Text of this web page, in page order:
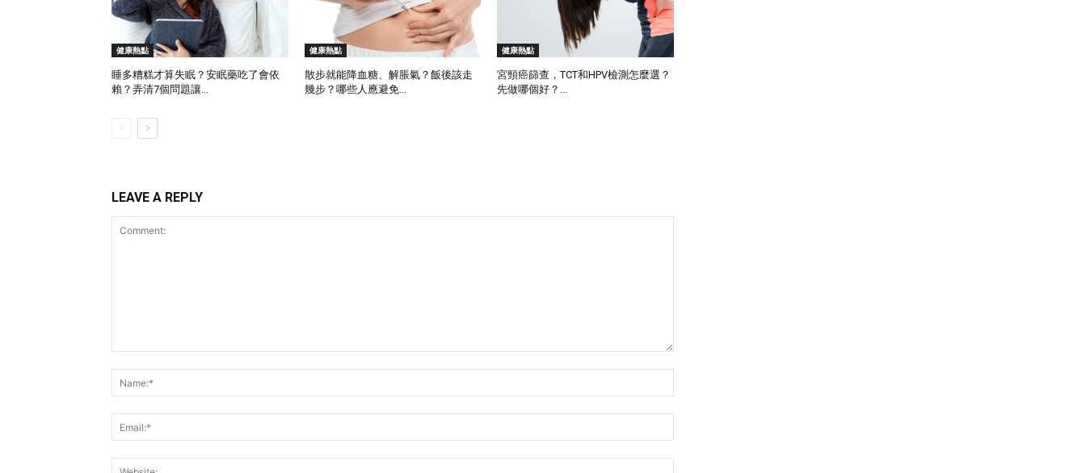
健康熱點
睡多糟糕才算失眠？安眠藥吃了會依
賴？弄清7個問題讓...
健康熱點
散步就能降血糖、解脹氣？飯後該走
幾步？哪些人應避免...
健康熱點
宮頸癌篩查，TCT和HPV檢測怎麼選？
先做哪個好？...
LEAVE A REPLY